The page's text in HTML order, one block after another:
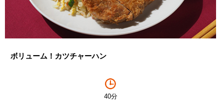
ボリューム！カツチャーハン
40分